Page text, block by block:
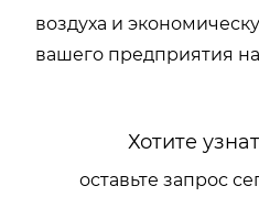
воздуха и
вашего предприятия
Хотите
оставьте запрос